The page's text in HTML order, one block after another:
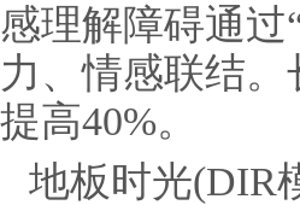
感理解障碍通过
力、情感联结
提高40%。
地板时光(DIR